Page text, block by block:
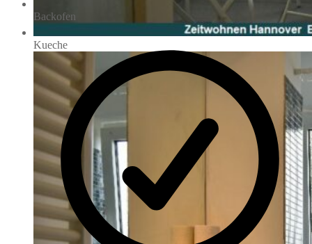
Kueche
Backofen